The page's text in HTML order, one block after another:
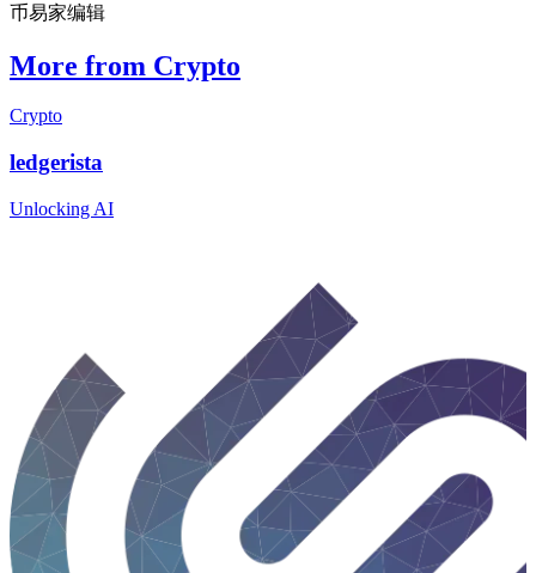
币易家编辑
More from Crypto
Crypto
ledgerista
Unlocking AI